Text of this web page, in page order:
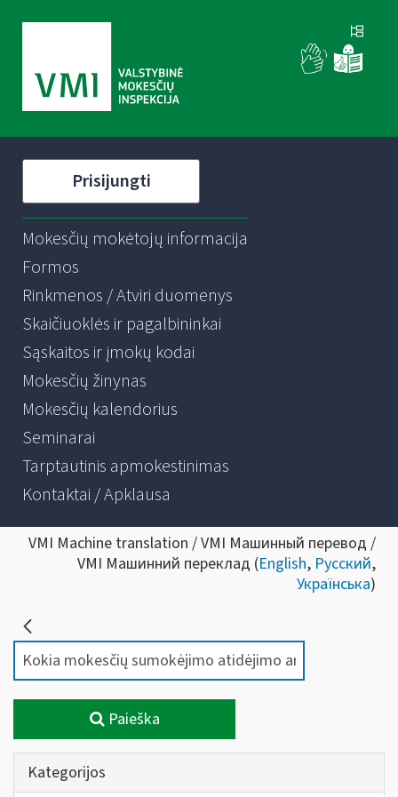
Prisijungti
Mokesčių mokėtojų informacija
Formos
Rinkmenos / Atviri duomenys
Skaičiuoklės ir pagalbininkai
Sąskaitos ir įmokų kodai
Mokesčių žinynas
Mokesčių kalendorius
Seminarai
Tarptautinis apmokestinimas
Kontaktai / Apklausa
VMI Machine translation / VMI Машинный перевод /
VMI Машинний переклад (English, Русский,
Українська)
Paieška
Kategorijos